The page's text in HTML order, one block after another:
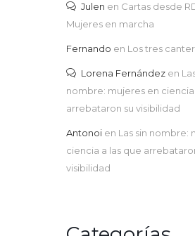
Julen en Cartas desde
Mujeres en marcha
Fernando en Los tres
Lorena Fernández en
nombre: mujeres en ciencia
arrebataron su visibilidad
Antonoi en Las sin nombre:
ciencia a las que
visibilidad